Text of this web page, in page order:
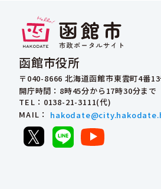
函館市役所
〒040-8666 北海道函館市東雲町4番
開庁時間：8時45分から17時30分ま
TEL ：0138-21-3111(代)
MAIL ：